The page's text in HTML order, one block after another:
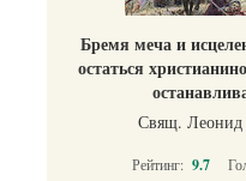
Бремя меча и
остаться
Свящ. Леонид
Рейтинг: 9.7